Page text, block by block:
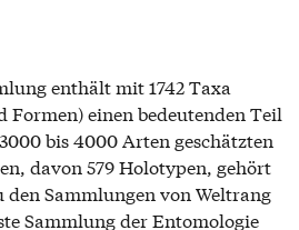
enthält mit 1742 Taxa
Formen) einen bedeutenden Teil
bis 4000 Arten geschätzten
davon 579 Holotypen, gehört
den Sammlungen von Weltrang
Sammlung der Entomologie